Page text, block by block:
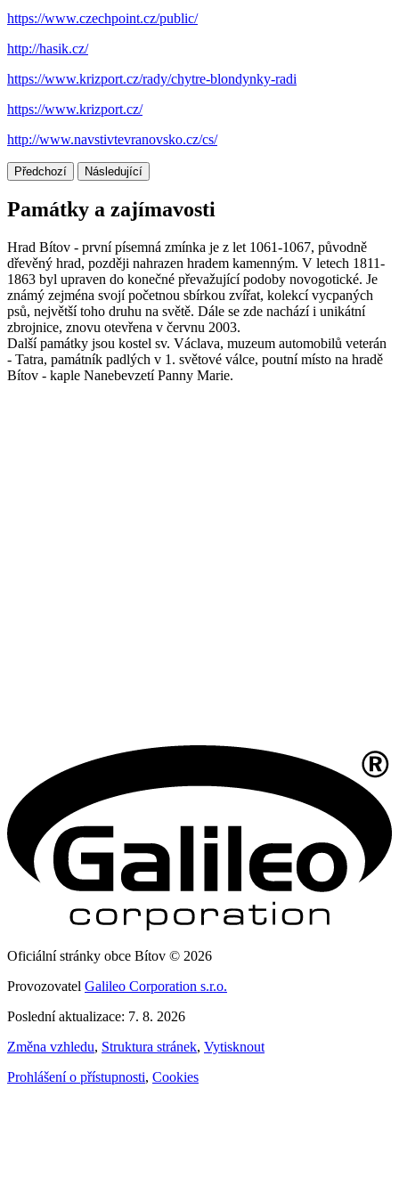
https://www.czechpoint.cz/public/
http://hasik.cz/
https://www.krizport.cz/rady/chytre-blondynky-radi
https://www.krizport.cz/
http://www.navstivtevranovsko.cz/cs/
Předchozí Následující
Památky a zajímavosti
Hrad Bítov - první písemná zmínka je z let 1061-1067, původně
dřevěný hrad, později nahrazen hradem kamenným. V letech 1811-
1863 byl upraven do konečné převažující podoby novogotické. Je
známý zejména svojí početnou sbírkou zvířat, kolekcí vycpaných
psů, největší toho druhu na světě. Dále se zde nachází i unikátní
zbrojnice, znovu otevřena v červnu 2003.
Další památky jsou kostel sv. Václava, muzeum automobilů veterán
- Tatra, památník padlých v 1. světové válce, poutní místo na hradě
Bítov - kaple Nanebevzetí Panny Marie.
Oficiální stránky obce Bítov © 2026
Provozovatel Galileo Corporation s.r.o.
Poslední aktualizace: 7. 8. 2026
Změna vzhledu, Struktura stránek, Vytisknout
Prohlášení o přístupnosti, Cookies